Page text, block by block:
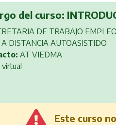
del curso:
DE TRABAJO
DISTANCIA AUTOASISTIDO
AT VIEDMA
Este curso